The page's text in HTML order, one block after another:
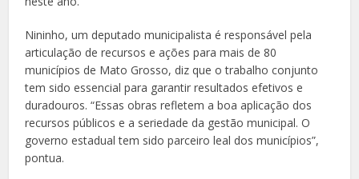
Nininho, um deputado municipalista é responsável pela
articulação de recursos e ações para mais de 80
municípios de Mato Grosso, diz que o trabalho conjunto
tem sido essencial para garantir resultados efetivos e
duradouros. “Essas obras refletem a boa aplicação dos
recursos públicos e a seriedade da gestão municipal. O
governo estadual tem sido parceiro leal dos municípios”,
pontua.